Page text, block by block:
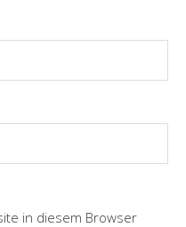
in diesem Browser